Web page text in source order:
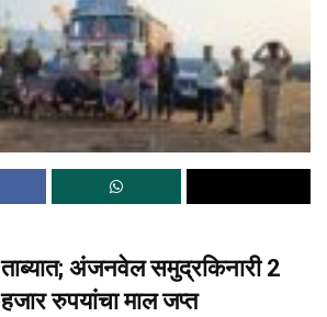
अंजनवेल समुद्रकिनारी 2
रुपयांचा माल जप्त